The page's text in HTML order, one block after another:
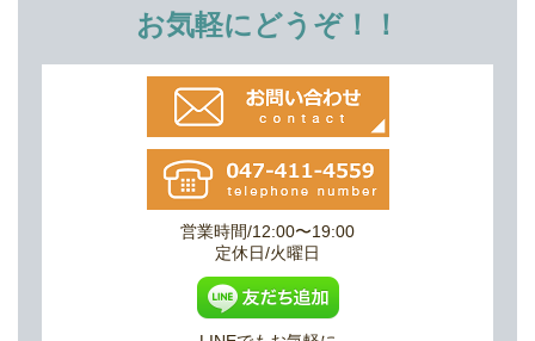
お気軽にどうぞ！！
営業時間/12:00〜19:00
定休日/火曜日